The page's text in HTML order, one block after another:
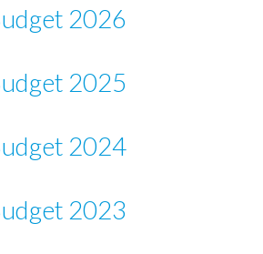
2026
2025
2024
2023